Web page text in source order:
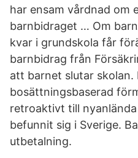
har ensam vårdnad om
barnbidraget … Om
kvar i grundskola får
barnbidrag från
att barnet slutar skolan.
bosättningsbaserad
retroaktivt till
befunnit sig i Sverige.
utbetalning.